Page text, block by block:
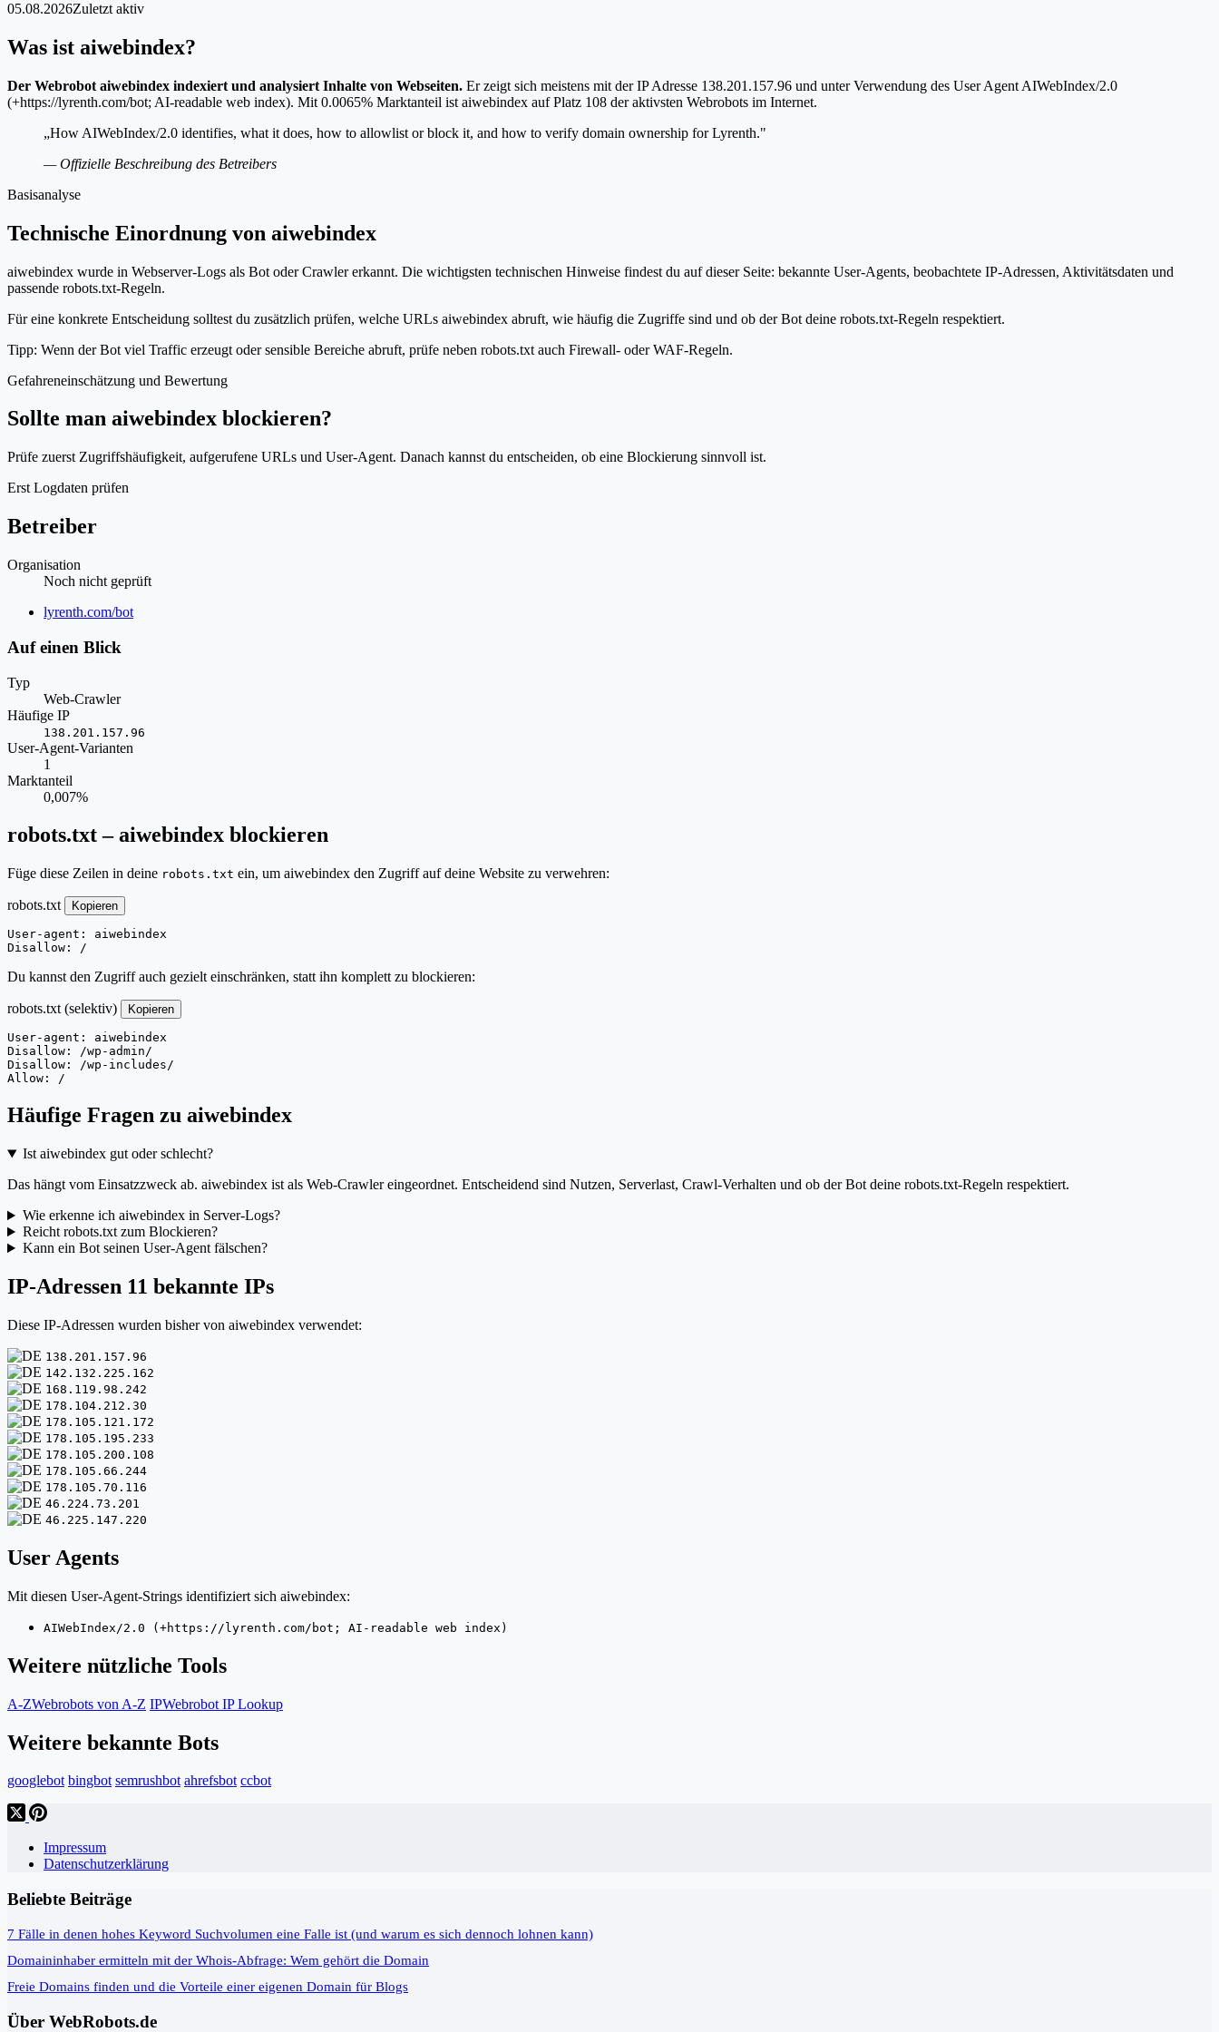
05.08.2026Zuletzt aktiv
Was ist aiwebindex?
Der Webrobot aiwebindex indexiert und analysiert Inhalte von Webseiten. Er zeigt sich meistens mit der IP Adresse 138.201.157.96 und unter Verwendung des User Agent AIWebIndex/2.0
(+https://lyrenth.com/bot; AI-readable web index). Mit 0.0065% Marktanteil ist aiwebindex auf Platz 108 der aktivsten Webrobots im Internet.
„How AIWebIndex/2.0 identifies, what it does, how to allowlist or block it, and how to verify domain ownership for Lyrenth."
— Offizielle Beschreibung des Betreibers
Basisanalyse
Technische Einordnung von aiwebindex
aiwebindex wurde in Webserver-Logs als Bot oder Crawler erkannt. Die wichtigsten technischen Hinweise findest du auf dieser Seite: bekannte User-Agents, beobachtete IP-Adressen, Aktivitätsdaten und
passende robots.txt-Regeln.
Für eine konkrete Entscheidung solltest du zusätzlich prüfen, welche URLs aiwebindex abruft, wie häufig die Zugriffe sind und ob der Bot deine robots.txt-Regeln respektiert.
Tipp: Wenn der Bot viel Traffic erzeugt oder sensible Bereiche abruft, prüfe neben robots.txt auch Firewall- oder WAF-Regeln.
Gefahreneinschätzung und Bewertung
Sollte man aiwebindex blockieren?
Prüfe zuerst Zugriffshäufigkeit, aufgerufene URLs und User-Agent. Danach kannst du entscheiden, ob eine Blockierung sinnvoll ist.
Erst Logdaten prüfen
Betreiber
Organisation
Noch nicht geprüft
Website
lyrenth.com/bot
Auf einen Blick
Typ
Web-Crawler
Häufige IP
138.201.157.96
User-Agent-Varianten
1
Marktanteil
0,007%
robots.txt – aiwebindex blockieren
Füge diese Zeilen in deine robots.txt ein, um aiwebindex den Zugriff auf deine Website zu verwehren:
robots.txt Kopieren
User-agent: aiwebindex
Disallow: /
Du kannst den Zugriff auch gezielt einschränken, statt ihn komplett zu blockieren:
robots.txt (selektiv) Kopieren
User-agent: aiwebindex
Disallow: /wp-admin/
Disallow: /wp-includes/
Allow: /
Häufige Fragen zu aiwebindex
Ist aiwebindex gut oder schlecht?
Das hängt vom Einsatzzweck ab. aiwebindex ist als Web-Crawler eingeordnet. Entscheidend sind Nutzen, Serverlast, Crawl-Verhalten und ob der Bot deine robots.txt-Regeln respektiert.
Wie erkenne ich aiwebindex in Server-Logs?
Reicht robots.txt zum Blockieren?
Kann ein Bot seinen User-Agent fälschen?
IP-Adressen 11 bekannte IPs
Diese IP-Adressen wurden bisher von aiwebindex verwendet:
138.201.157.96
142.132.225.162
168.119.98.242
178.104.212.30
178.105.121.172
178.105.195.233
178.105.200.108
178.105.66.244
178.105.70.116
46.224.73.201
46.225.147.220
User Agents
Mit diesen User-Agent-Strings identifiziert sich aiwebindex:
AIWebIndex/2.0 (+https://lyrenth.com/bot; AI-readable web index)
Weitere nützliche Tools
A-ZWebrobots von A-Z IPWebrobot IP Lookup
Weitere bekannte Bots
googlebot bingbot semrushbot ahrefsbot ccbot
Impressum
Datenschutzerklärung
Beliebte Beiträge
7 Fälle in denen hohes Keyword Suchvolumen eine Falle ist (und warum es sich dennoch lohnen kann)
Domaininhaber ermitteln mit der Whois-Abfrage: Wem gehört die Domain
Freie Domains finden und die Vorteile einer eigenen Domain für Blogs
Über WebRobots.de